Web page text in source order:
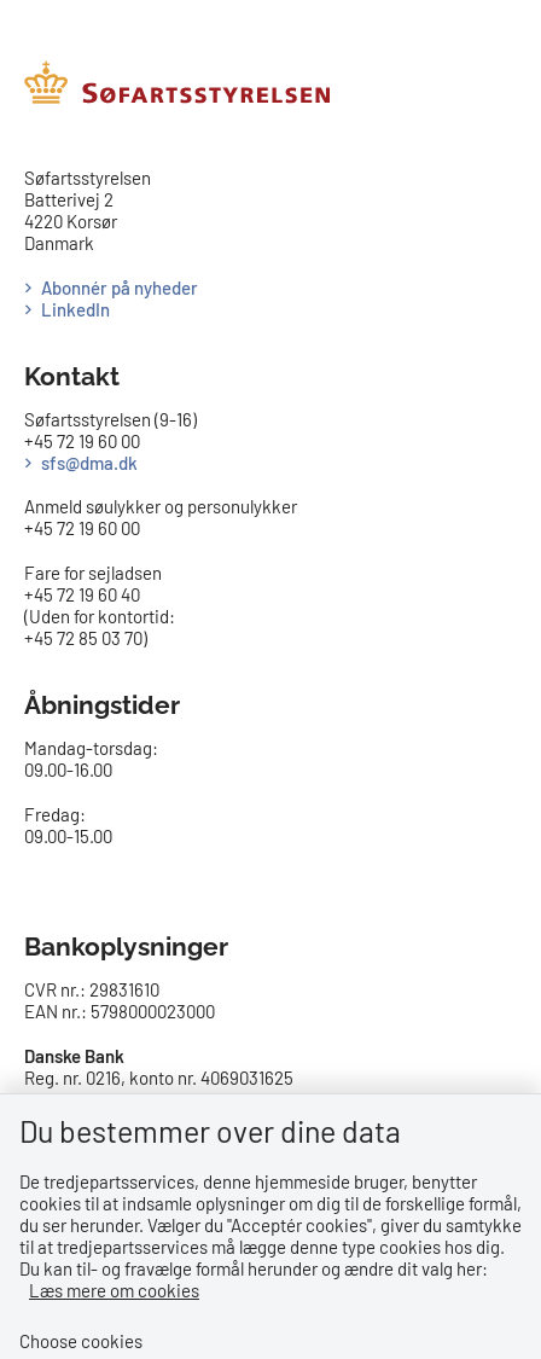
​​Søfartsstyrelsen
Batterivej 2
4220 Korsør
Danmark
Abonnér på nyheder
LinkedIn
Kontakt
Søfartsstyrelsen (9-16)
+45 72 19 60 00
sfs@dma.dk
Anmeld søulykker og personulykker
+45 72 19 60 00
Fare for sejladsen
+45 72 19 60 40
(Uden for kontortid:
+45 72 85 03 70)
Åbningstider
Mandag-torsdag:
09.00-16.00​
Fredag:
09.00-15.00
Bankoplysninger
CVR nr.: 29831610
EAN nr.: 5798000023000
Danske Bank
Reg. nr. 0216, konto nr. 4069031625
IBAN: DK8402164069031625
SWIFT: DABADKKK
Privatlivspolitik
Privatlivspolitik
Tilgængelighedserklæring
Du bestemmer over dine data
De tredjepartsservices, denne hjemmeside bruger, benytter
cookies til at indsamle oplysninger om dig til de forskellige formål,
du ser herunder. Vælger du ''Acceptér cookies'', giver du samtykke
til at tredjepartsservices må lægge denne type cookies hos dig.
Du kan til- og fravælge formål herunder og ændre dit valg her:
Læs mere om cookies
Choose cookies